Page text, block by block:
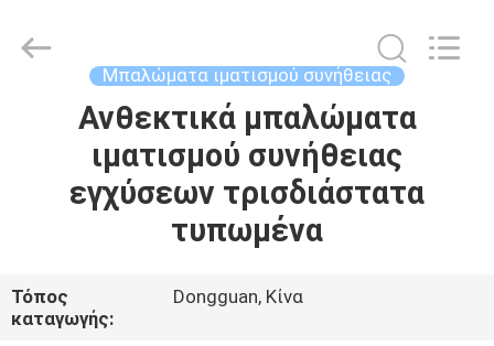
ΠΡΟΪΌΝΤΑ
ΕΜΕΊΣ
Accessories
Co.,Ltd.
Μπαλώματα ιματισμού συνήθειας
Ανθεκτικά μπαλώματα
ιματισμού συνήθειας
εγχύσεων τρισδιάστατα
τυπωμένα
Τόπος
καταγωγής:
Dongguan, Κίνα